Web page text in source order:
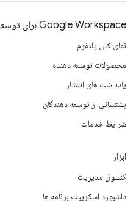
Google Workspace برای توسعه دهندگان
نمای کلی پلتفرم
محصولات توسعه دهنده
یادداشت های انتشار
پشتیبانی از توسعه دهندگان
شرایط خدمات
ابزار
کنسول مدیریت
داشبورد اسکریپت برنامه ها